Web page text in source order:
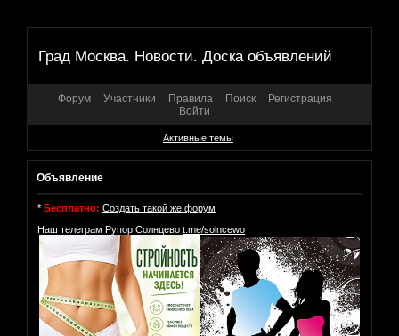
Град Москва. Новости. Доска объявлений
Форум Участники Правила Поиск
Регистрация
Войти
Активные темы
Объявление
* Бесплатно: Создать такой же форум
Наш телеграм Рупор Солнцево t.me/solncewo